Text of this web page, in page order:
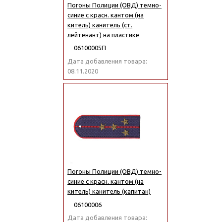
Погоны Полиции (ОВД) темно-
синие с красн. кантом (на
китель) канитель (ст.
лейтенант) на пластике
06100005П
Дата добавления товара:
08.11.2020
Погоны Полиции (ОВД) темно-
синие с красн. кантом (на
китель) канитель (капитан)
06100006
Дата добавления товара: